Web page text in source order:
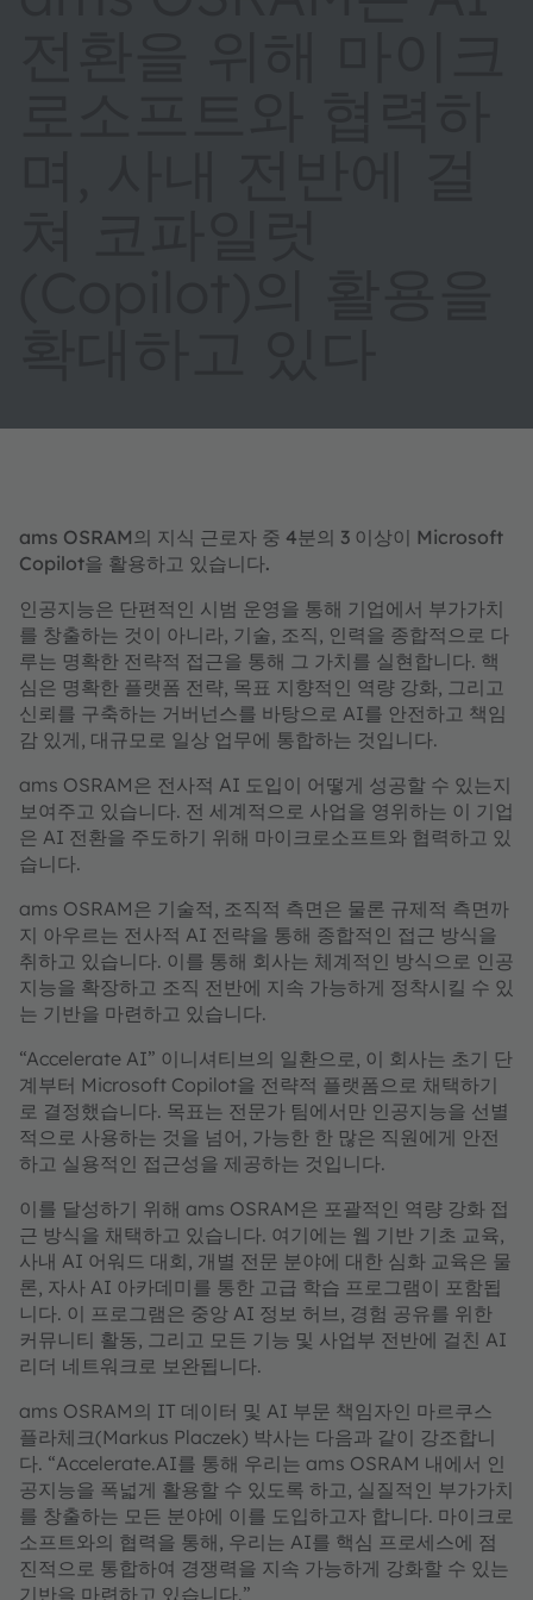
ams OSRAM의 지식 근로자 중 4분의 3 이상이 Microsoft
Copilot을 활용하고 있습니다.
인공지능은 단편적인 시범 운영을 통해 기업에서 부가가치
를 창출하는 것이 아니라, 기술, 조직, 인력을 종합적으로 다
루는 명확한 전략적 접근을 통해 그 가치를 실현합니다. 핵
심은 명확한 플랫폼 전략, 목표 지향적인 역량 강화, 그리고
신뢰를 구축하는 거버넌스를 바탕으로 AI를 안전하고 책임
감 있게, 대규모로 일상 업무에 통합하는 것입니다.
ams OSRAM은 전사적 AI 도입이 어떻게 성공할 수 있는지
보여주고 있습니다. 전 세계적으로 사업을 영위하는 이 기업
은 AI 전환을 주도하기 위해 마이크로소프트와 협력하고 있
습니다.
ams OSRAM은 기술적, 조직적 측면은 물론 규제적 측면까
지 아우르는 전사적 AI 전략을 통해 종합적인 접근 방식을
취하고 있습니다. 이를 통해 회사는 체계적인 방식으로 인공
지능을 확장하고 조직 전반에 지속 가능하게 정착시킬 수 있
는 기반을 마련하고 있습니다.
“Accelerate AI” 이니셔티브의 일환으로, 이 회사는 초기 단
계부터 Microsoft Copilot을 전략적 플랫폼으로 채택하기
로 결정했습니다. 목표는 전문가 팀에서만 인공지능을 선별
적으로 사용하는 것을 넘어, 가능한 한 많은 직원에게 안전
하고 실용적인 접근성을 제공하는 것입니다.
이를 달성하기 위해 ams OSRAM은 포괄적인 역량 강화 접
근 방식을 채택하고 있습니다. 여기에는 웹 기반 기초 교육,
사내 AI 어워드 대회, 개별 전문 분야에 대한 심화 교육은 물
론, 자사 AI 아카데미를 통한 고급 학습 프로그램이 포함됩
니다. 이 프로그램은 중앙 AI 정보 허브, 경험 공유를 위한
커뮤니티 활동, 그리고 모든 기능 및 사업부 전반에 걸친 AI
리더 네트워크로 보완됩니다.
ams OSRAM의 IT 데이터 및 AI 부문 책임자인 마르쿠스
플라체크(Markus Placzek) 박사는 다음과 같이 강조합니
다. “Accelerate.AI를 통해 우리는 ams OSRAM 내에서 인
공지능을 폭넓게 활용할 수 있도록 하고, 실질적인 부가가치
를 창출하는 모든 분야에 이를 도입하고자 합니다. 마이크로
소프트와의 협력을 통해, 우리는 AI를 핵심 프로세스에 점
진적으로 통합하여 경쟁력을 지속 가능하게 강화할 수 있는
기반을 마련하고 있습니다.”